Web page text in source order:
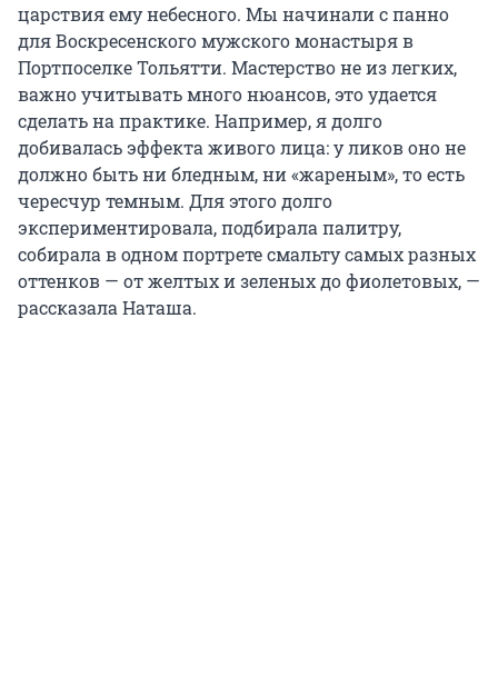
царствия ему небесного. Мы начинали с панно
для Воскресенского мужского монастыря в
Портпоселке Тольятти. Мастерство не из легких,
важно учитывать много нюансов, это удается
сделать на практике. Например, я долго
добивалась эффекта живого лица: у ликов оно не
должно быть ни бледным, ни «жареным», то есть
чересчур темным. Для этого долго
экспериментировала, подбирала палитру,
собирала в одном портрете смальту самых разных
оттенков — от желтых и зеленых до фиолетовых, —
рассказала Наташа.